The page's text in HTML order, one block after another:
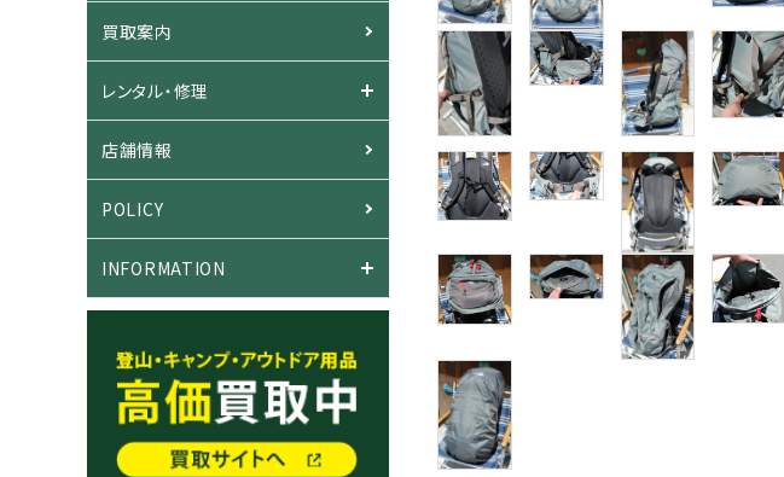
買取案内
レンタル・修理
店舗情報
POLICY
INFORMATION